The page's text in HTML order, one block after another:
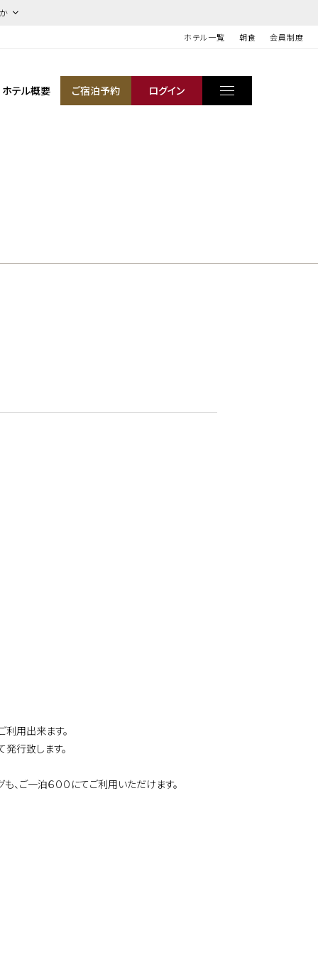
ホテル一覧 朝食 会員制度
ホテル概要 ご宿泊予約 ログイン
用出来ます。
行致します。
ご一泊６００にてご利用いただけます。